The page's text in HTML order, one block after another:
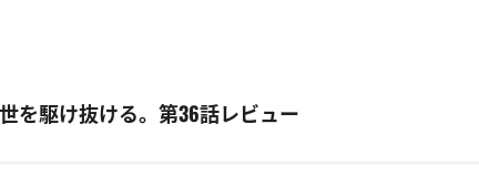
を駆け抜ける。第36話レビュー